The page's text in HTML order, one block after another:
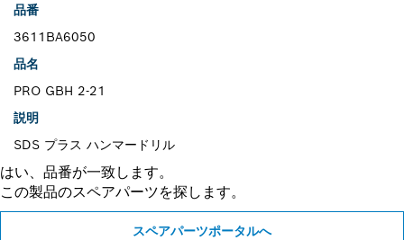
品番
3611BA6050
品名
PRO GBH 2-21
説明
SDS プラス ハンマードリル
はい、品番が一致します。
この製品のスペアパーツを探します。
スペアパーツポータルへ